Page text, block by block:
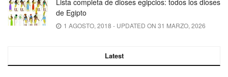
Lista completa de dioses egipcios: todos los dioses
de Egipto
1 AGOSTO, 2018 - UPDATED ON 31 MARZO, 2026
Latest